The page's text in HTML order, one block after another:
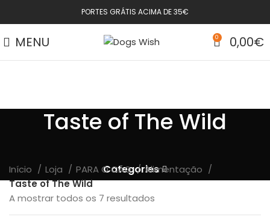
PORTES GRÁTIS ACIMA DE 35€
MENU 0 0,00€
Taste of The Wild
Categories
Início Loja PARA O CÃO
Alimentação
Taste of The Wild
A mostrar todos os 7 resultados